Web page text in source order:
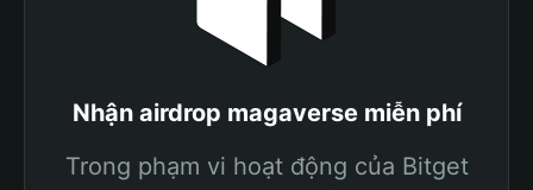
Nhận airdrop magaverse miễn phí
Trong phạm vi hoạt động của Bitget